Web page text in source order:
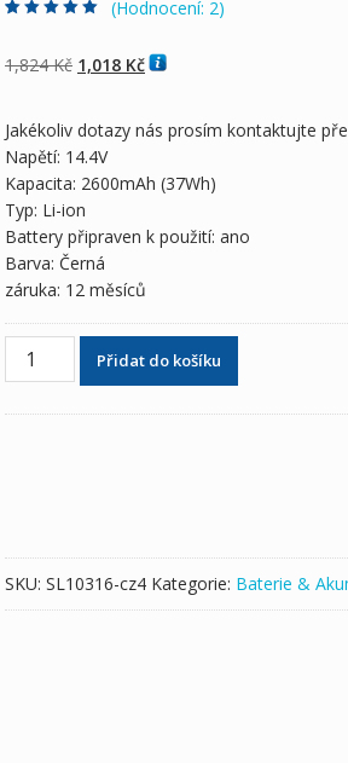
hodnocení
zákazníků
(Hodnocení: 2)
1,824Kč Původní
1,824 Kč
1,018 KčAktuální
1,018 Kč
Jakékoliv dotazy nás prosím kontaktujte
Napětí: 14.4V
Kapacita: 2600mAh (37Wh)
Typ: Li-ion
Battery připraven k použití: ano
Barva: Černá
záruka: 12 měsíců
Baterie
Přidat do košíku
SKU: SL10316-cz4 Kategorie: Baterie &